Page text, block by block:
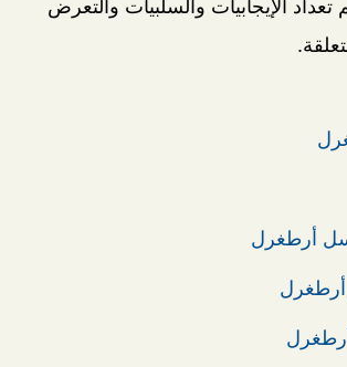
الإيجابيات والسلبيات والتعرض
أرطغرل